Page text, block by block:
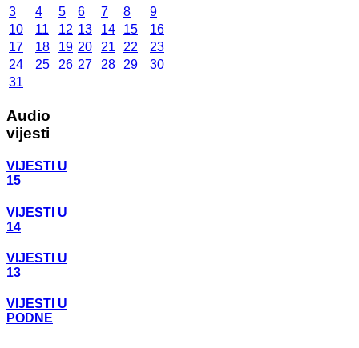
3
4 5 6 7 8
9
10
11 12 13 14 15
16
17
18 19 20 21 22
23
24
25 26 27 28 29
30
31
Audio
vijesti
VIJESTI U
15
VIJESTI U
14
VIJESTI U
13
VIJESTI U
PODNE